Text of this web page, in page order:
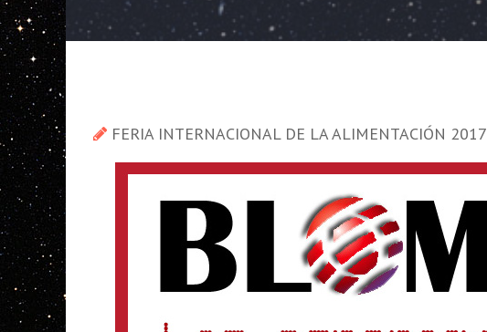
FERIA INTERNACIONAL DE LA ALIMENTACIÓN 2017